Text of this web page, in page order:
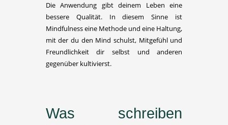
Die Anwendung gibt deinem Leben eine
bessere Qualität. In diesem Sinne ist
Mindfulness eine Methode und eine Haltung,
mit der du den Mind schulst, Mitgefühl und
Freundlichkeit dir selbst und anderen
gegenüber kultivierst.
Was schreiben